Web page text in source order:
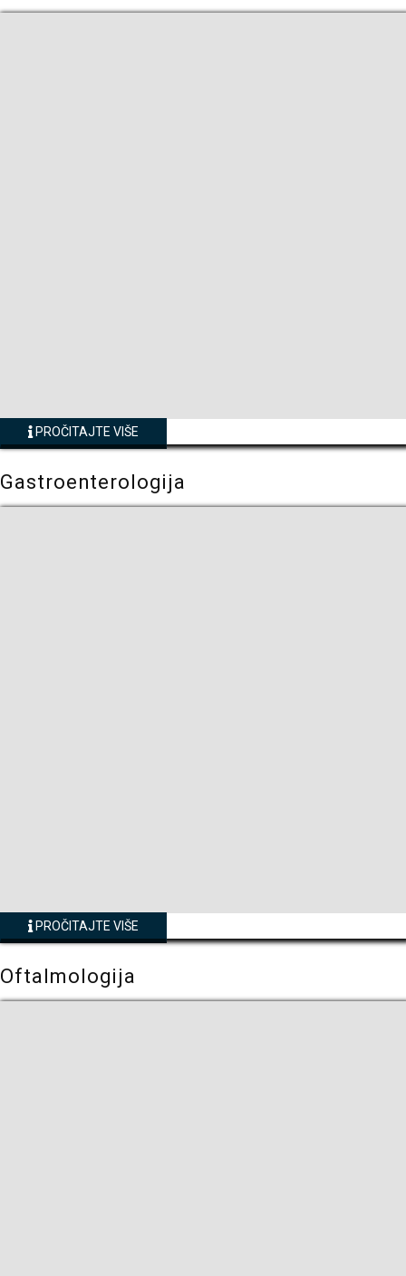
PROČITAJTE VIŠE
Gastroenterologija
PROČITAJTE VIŠE
Oftalmologija